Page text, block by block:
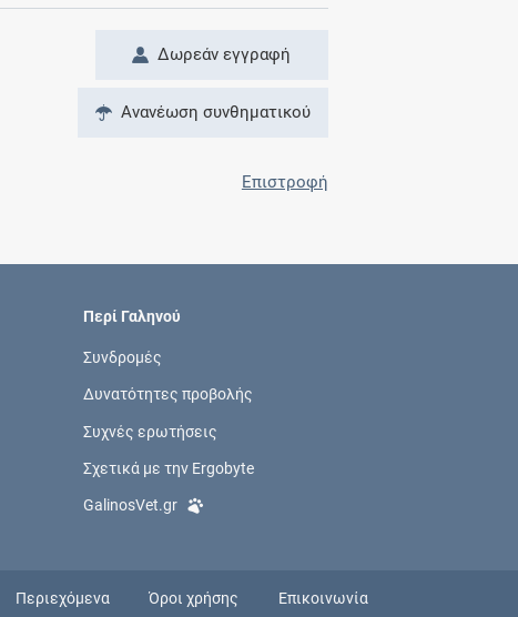
Δωρεάν εγγραφή
Ανανέωση συνθηματικού
Επιστροφή
Περί Γαληνού
Συνδρομές
Δυνατότητες προβολής
Συχνές ερωτήσεις
Σχετικά με την Ergobyte
GalinosVet.gr
Περιεχόμενα Όροι χρήσης Επικοινωνία